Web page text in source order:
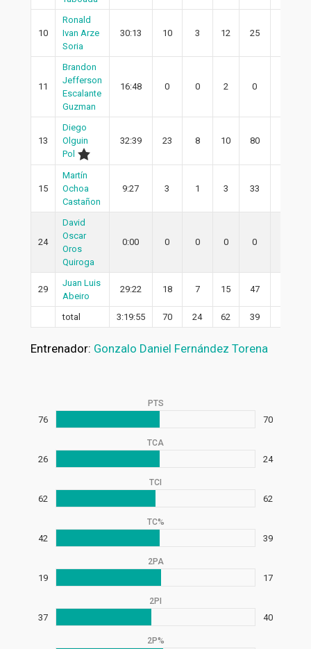
10
Ronald
Ivan Arze
Soria
30:13 10 3 12 25
11
Brandon
Jefferson
Escalante
Guzman
16:48 0 0 2 0
13
Diego
Olguin
Pol
32:39 23 8 10 80
15
Martín
Ochoa
Castañon
9:27 3 1 3 33
24
David
Oscar
Oros
Quiroga
0:00 0 0 0 0
29
Juan Luis
Abeiro
29:22 18 7 15 47
total 3:19:55 70 24 62 39
Entrenador: Gonzalo Daniel Fernández Torena
PTS
76 70
TCA
26 24
TCI
62 62
TC%
42 39
2PA
19 17
2PI
37 40
2P%